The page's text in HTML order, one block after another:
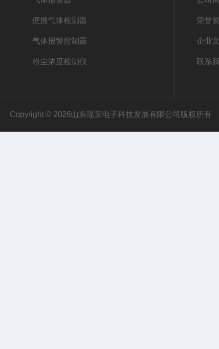
便携气体检测器
气体报警控制器
粉尘浓度检测仪
荣誉
企业
联系
Copyright © 2026山东瑶安电子科技发展有限公司版权所有